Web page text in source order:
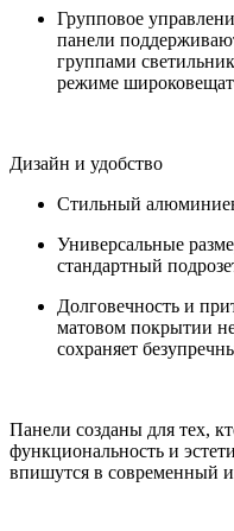
Групповое
панели
группами
режиме
Дизайн и удобство
Стильный
Универсальные
стандартный
Долговечность и
матовом покрытии
сохраняет
Панели созданы для тех,
функциональность и
впишутся в современный